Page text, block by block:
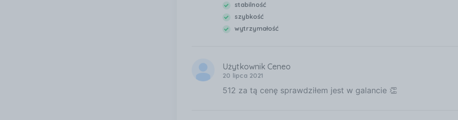
stabilność
szybkość
wytrzymałość
Użytkownik Ceneo
20 lipca 2021
512 za tą cenę sprawdziłem jest w galancie 👏